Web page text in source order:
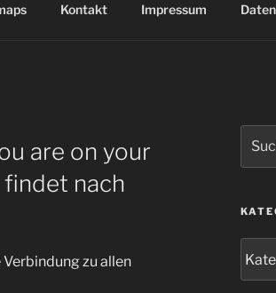
Kontakt Impressum
are on your
nach
Verbindung zu allen
nach: